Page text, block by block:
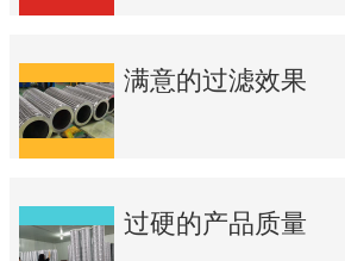
满意的过滤效果
过硬的产品质量